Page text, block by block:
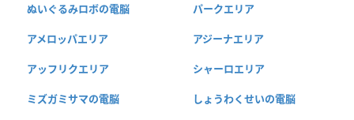
ぬいぐるみロボの電脳 パークエリア
アメロッパエリア アジーナエリア
アッフリクエリア シャーロエリア
ミズガミサマの電脳 しょうわくせいの電脳